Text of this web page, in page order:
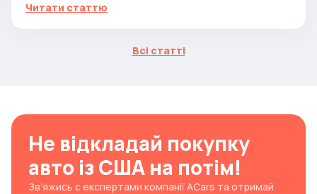
Читати статтю
Всі статті
Не відкладай покупку
авто із США на потім!
Зв’яжись с експертами компанії ACars та отримай